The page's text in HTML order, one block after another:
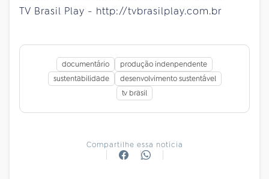
TV Brasil Play - http://tvbrasilplay.com.br
documentário
produção indenpendente
sustentabilidade
desenvolvimento sustentável
tv brasil
Compartilhe essa notícia